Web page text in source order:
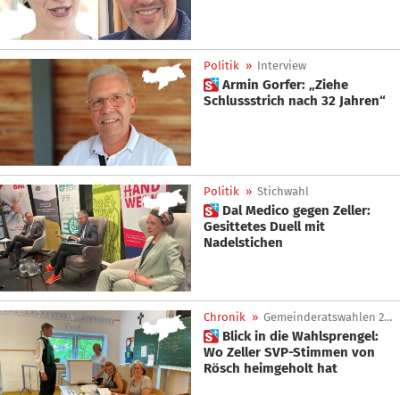
Politik » Interview
 Armin Gorfer: „Ziehe
Schlussstrich nach 32 Jahren“
Politik » Stichwahl
 Dal Medico gegen Zeller:
Gesittetes Duell mit
Nadelstichen
Chronik » Gemeinderatswahlen 2025
 Blick in die Wahlsprengel:
Wo Zeller SVP-Stimmen von
Rösch heimgeholt hat